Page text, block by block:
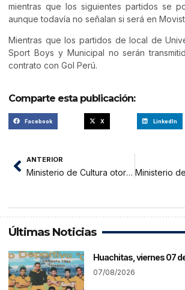
mientras que los siguientes partidos se
aunque todavía no señalan si será en
Mientras que los partidos de local de
Sport Boys y Municipal no serán
contrato con Gol Perú.
Comparte esta publicación:
Facebook X LinkedIn
ANTERIOR
Ministerio de Cultura otorga 4 premios a la región San Martín
Últimas Noticias
Huachitas, viernes 07
07/08/2026